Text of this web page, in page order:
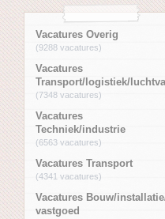
Vacatures Overig
(9288 vacatures)
Vacatures
Transport/logistiek/
(7348 vacatures)
Vacatures
Techniek/industrie
(6563 vacatures)
Vacatures Transport
(4341 vacatures)
Vacatures Bouw/
vastgoed